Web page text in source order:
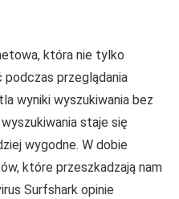
która nie tylko
przeglądania
wyniki wyszukiwania bez
staje się
wygodne. W dobie
które przeszkadzają nam
Surfshark opinie